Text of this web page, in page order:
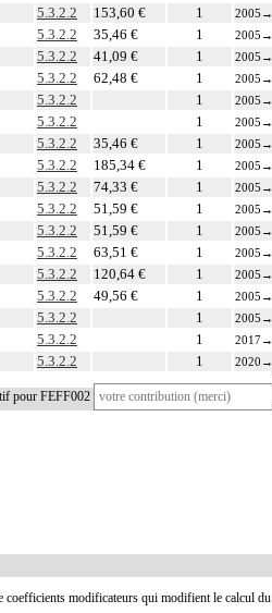
5.3.2.2 153,60 € 1 2005 →
5.3.2.2 35,46 € 1 2005 →
5.3.2.2 41,09 € 1 2005 →
5.3.2.2 62,48 € 1 2005 →
5.3.2.2 1 2005 →
5.3.2.2 1 2005 →
5.3.2.2 35,46 € 1 2005 →
5.3.2.2 185,34 € 1 2005 →
5.3.2.2 74,33 € 1 2005 →
5.3.2.2 51,59 € 1 2005 →
5.3.2.2 51,59 € 1 2005 →
5.3.2.2 63,51 € 1 2005 →
5.3.2.2 120,64 € 1 2005 →
5.3.2.2 49,56 € 1 2005 →
5.3.2.2 1 2005 →
5.3.2.2 1 2017→
5.3.2.2 1 2020 →
pour FEFF002
coefficients modificateurs qui modifient le calcul du